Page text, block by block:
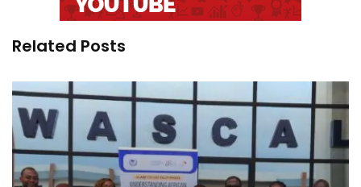
Related Posts